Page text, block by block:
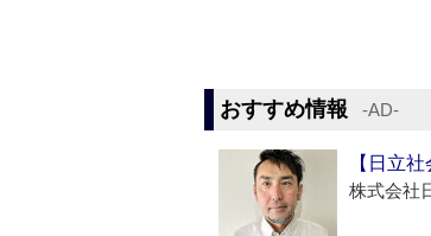
おすすめ情報 ‐AD‐
【日立
株式会社